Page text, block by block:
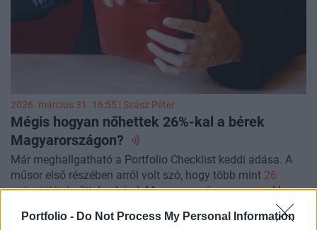
Portfolio - Do Not Process My Personal Information
2026. március 31. 16:55 | Szász Péter
Mégis hogyan nőhettek 26%-kal a bérek
Magyarországon?
Már meghallgatható a Portfolio Checklist keddi adása. A
műsor első részében arról volt szó, hogy több mint 26
százalékkalnőttek a bérek Magyarországon, ugyanakkor
ez nem általános bérdinamika, hanem egy egyszeri tétel, a
fegyverpénz hatása torzítja az adatokat. Erről